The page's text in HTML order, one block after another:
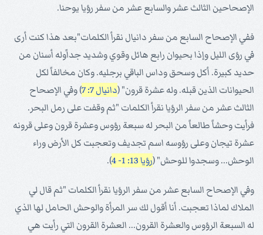
الإصحاحين الثالث عشر والسابع عشر من سفر رؤيا يوحنا.
ففي الإصحاح السابع من سفر دانيال نقرأ الكلمات"بعد هذا كنت أرى
في رؤى الليل وإذا بحيوان رابع هائل وقوي وشديد جداًوله أسنان من
حديد كبيرة. أكل وسحق وداس الباقي برجليه. وكان مخالفاً لكل
الحيوانات الذين قبله. وله عشرة قرون" (دانيال 7: 7
) وفي الإصحاح
الثالث عشر من سفر الرؤيا نقرأ الكلمات "ثم وقفت على رمل البحر.
فرأيت وحشاً طالعاً من البحر له سبعة رؤوس وعشرة قرون وعلى قرونه
عشرة تيجان وعلى رؤوسه اسم تجديف وتعجبت كل الأرض وراء
الوحش... وسجدوا للوحش" (رؤيا 13: 1- 4 ).
وفي الإصحاح السابع عشر من سفر الرؤيا نقرأ الكلمات "ثم قال لي
الملاك لماذا تعجبت. أنا أقول لك سر المرأة والوحش الحامل لها الذي
له السبعة الرؤوس والعشرة القرون... العشرة القرون التي رأيت هي